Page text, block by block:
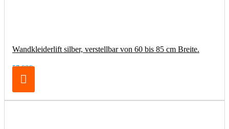
Wandkleiderlift silber, verstellbar von 60 bis 85 cm Breite.
57,98€